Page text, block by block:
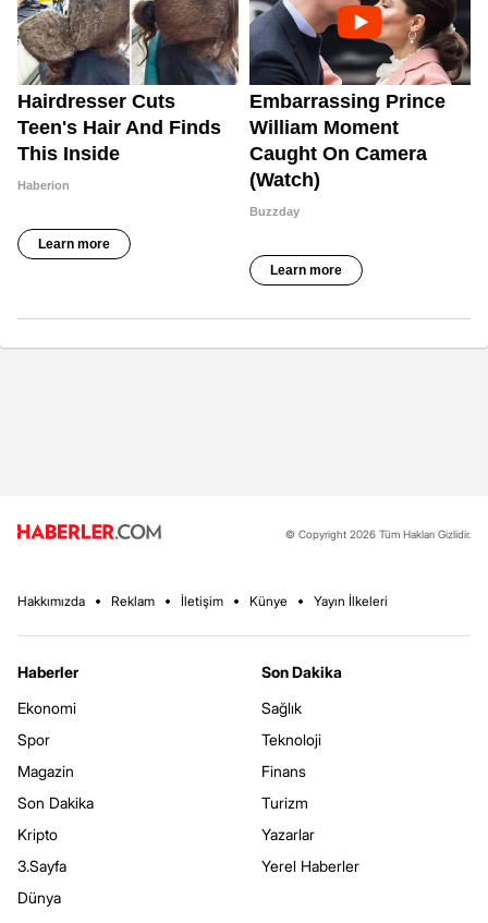
© Copyright 2026 Tüm Hakları Gizlidir.
Hakkımızda Reklam İletişim Künye Yayın İlkeleri
Haberler
Ekonomi
Spor
Magazin
Son Dakika
Kripto
3.Sayfa
Dünya
Son Dakika
Sağlık
Teknoloji
Finans
Turizm
Yazarlar
Yerel Haberler